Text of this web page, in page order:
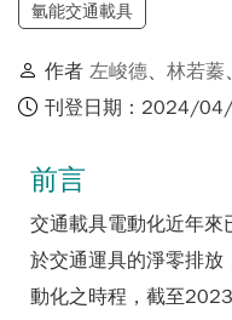
氫能交通載具
作者 左峻德、 林若蓁、
刊登日期：2024/
前言
交通載具電動化近年來
於交通運具的淨零排放
動化之時程，截至